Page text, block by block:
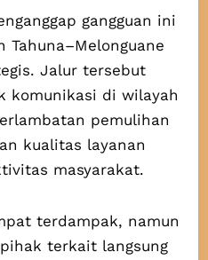
gangguan ini
Tahuna–Melonguane
Jalur tersebut
komunikasi di wilayah
pemulihan
kualitas layanan
masyarakat.
terdampak, namun
terkait langsung